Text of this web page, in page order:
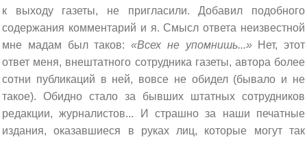
к выходу газеты, не пригласили. Добавил подобного
содержания комментарий и я. Смысл ответа неизвестной
мне мадам был таков: «Всех не упомнишь...»Нет, этот
ответ меня, внештатного сотрудника газеты, автора более
сотни публикаций в ней, вовсе не обидел (бывало и не
такое). Обидно стало за бывших штатных сотрудников
редакции, журналистов... И страшно за наши печатные
издания, оказавшиеся в руках лиц, которые могут так